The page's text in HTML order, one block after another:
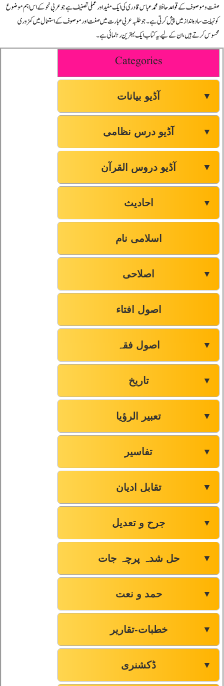
صفت و موصوف کے قواعد حافظ محمد عباس قادری کی ایک مفید اور عملی تصنیف ہے جو عربی نحو کے اس اہم موضوع
کو نہایت سادہ انداز میں پیش کرتی ہے۔ جو طلبہ عربی عبارت میں صفت اور موصوف کے استعمال میں کمزوری
محسوس کرتے ہیں، ان کے لیے یہ کتاب ایک بہترین رہنمائی ہے۔
Categories
آڈیو بیانات ▼
آڈیو درس نظامی ▼
آڈیو دروس القرآن ▼
احادیث ▼
اسلامی نام
اصلاحی ▼
اصول افتاء
اصول فقہ ▼
تاریخ ▼
تعبیر الرؤیا ▼
تفاسیر ▼
تقابل ادیان ▼
جرح و تعدیل ▼
حل شدہ پرچہ جات ▼
حمد و نعت ▼
خطبات-تقاریر ▼
ڈکشنری ▼